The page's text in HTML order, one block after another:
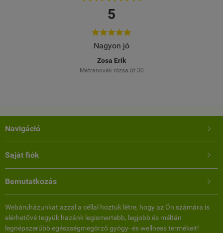
5

Nagyon jó
Zosa Erik
Matranovak rózsa út 30
Navigáció 
Saját fiók 
Bemutatkozás 
Webáruházunkat azzal a céllal hoztuk létre, hogy az Ön számára is
elérhetővé tegyük hazánk legismertebb, legjobb és méltán
legnépszerűbb egészségmegörző gyógy- és wellness termékeit!